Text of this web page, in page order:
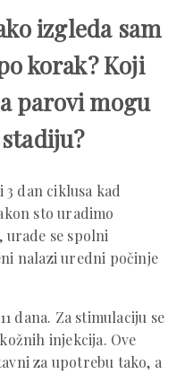
izgleda sam
korak? Koji
parovi mogu
dan ciklusa kad
sto uradimo
se spolni
nalazi uredni počinje
dana. Za stimulaciju se
injekcija. Ove
za upotrebu tako, a